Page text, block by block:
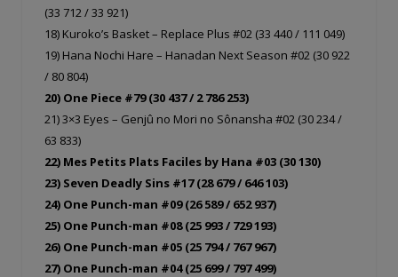
(33 712 / 33 921)
18) Kuroko’s Basket – Replace Plus #02 (33 440 / 111 049)
19) Hana Nochi Hare – Hanadan Next Season #02 (30 922
/ 80 804)
20) One Piece #79 (30 437 / 2 786 253)
21) 3×3 Eyes – Genjû no Mori no Sônansha #02 (30 234 /
63 833)
22) Mes Petits Plats Faciles by Hana #03 (30 130)
23) Seven Deadly Sins #17 (28 679 / 646 103)
24) One Punch-man #09 (26 589 / 652 937)
25) One Punch-man #08 (25 993 / 729 193)
26) One Punch-man #05 (25 794 / 767 967)
27) One Punch-man #04 (25 699 / 797 499)